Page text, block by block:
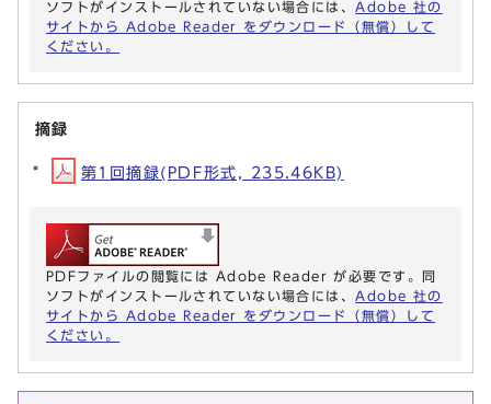
ソフトがインストールされていない場合には、 Adobe 社の
サイトから Adobe Reader をダウンロード（無償）して
ください。
摘録
第1回摘録(PDF形式, 235.46KB)
PDFファイルの閲覧には Adobe Reader が必要です。同
ソフトがインストールされていない場合には、 Adobe 社の
サイトから Adobe Reader をダウンロード（無償）して
ください。